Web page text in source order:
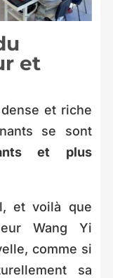
et
et riche
se sont
et plus
et voilà que
Wang Yi
comme si
sa